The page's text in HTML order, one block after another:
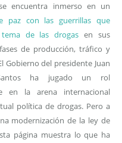
encuentra inmerso en un
paz con las guerrillas que
de las drogas en sus
de producción, tráfico y
Gobierno del presidente Juan
ha jugado un rol
en la arena internacional
política de drogas. Pero a
modernización de la ley de
página muestra lo que ha